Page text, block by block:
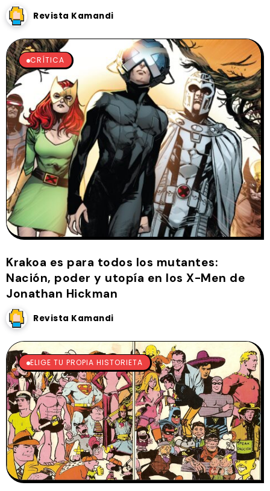
Revista Kamandi
CRÍTICA
Krakoa es para todos los mutantes:
Nación, poder y utopía en los X-Men de
Jonathan Hickman
Revista Kamandi
ELIGE TU PROPIA HISTORIETA